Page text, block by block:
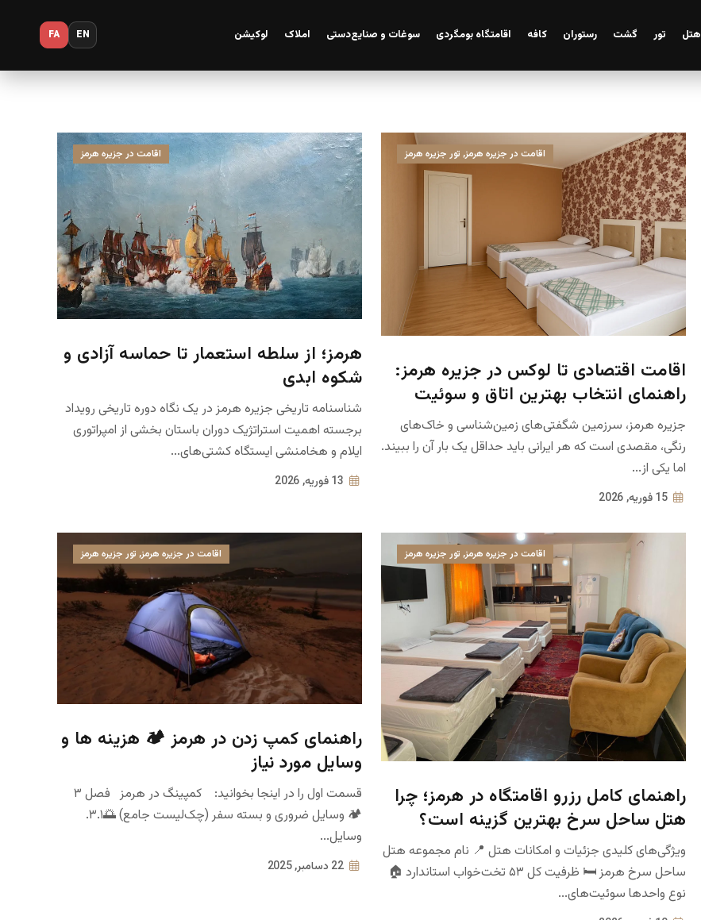
هتل تور گشت رستوران کافه اقامتگاه بومگردی سوغات و صنایع‌دستی املاک لوکیشن FA EN
اقامت در جزیره هرمز, تور جزیره هرمز
اقامت اقتصادی تا لوکس در جزیره هرمز:
راهنمای انتخاب بهترین اتاق و سوئیت
جزیره هرمز، سرزمین شگفتی‌های زمین‌شناسی و خاک‌های
رنگی، مقصدی است که هر ایرانی باید حداقل یک بار آن را ببیند.
اما یکی از...
15 فوریه, 2026
اقامت در جزیره هرمز
هرمز؛ از سلطه استعمار تا حماسه آزادی و
شکوه ابدی
شناسنامه تاریخی جزیره هرمز در یک نگاه دوره تاریخی رویداد
برجسته اهمیت استراتژیک دوران باستان بخشی از امپراتوری
ایلام و هخامنشی ایستگاه کشتی‌های...
13 فوریه, 2026
اقامت در جزیره هرمز, تور جزیره هرمز
راهنمای کامل رزرو اقامتگاه در هرمز؛ چرا
هتل ساحل سرخ بهترین گزینه است؟
ویژگی‌های کلیدی جزئیات و امکانات هتل 📍 نام مجموعه هتل
ساحل سرخ هرمز 🛏️ ظرفیت کل ۵۳ تخت‌خواب استاندارد 🏠
نوع واحدها سوئیت‌های...
اقامت در جزیره هرمز, تور جزیره هرمز
راهنمای کمپ زدن در هرمز 🏕️ هزینه ها و
وسایل مورد نیاز
قسمت اول را در اینجا بخوانید: کمپینگ در هرمز فصل ۳
🏕️ وسایل ضروری و بسته سفر (چک‌لیست جامع) 🌅۳.۱.
وسایل...
22 دسامبر, 2025